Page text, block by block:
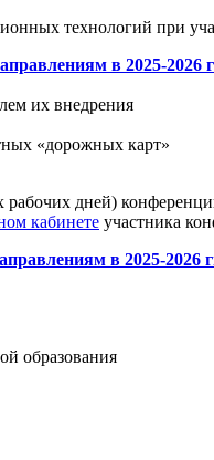
технологий при
в 2025-2026
их внедрения
«дорожных карт»
дней)
кабинете участника
в 2025-2026
образования